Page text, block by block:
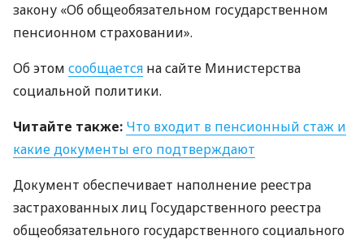
закону «Об общеобязательном государственном
пенсионном страховании».
Об этом сообщается на сайте Министерства
социальной политики.
Читайте также: Что входит в пенсионный стаж и
какие документы его подтверждают
Документ обеспечивает наполнение реестра
застрахованных лиц Государственного реестра
общеобязательного государственного социального